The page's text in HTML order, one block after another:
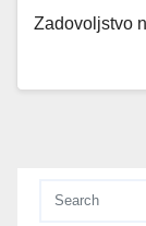
Zadovoljstvo